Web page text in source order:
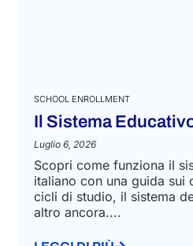
SCHOOL ENROLLMENT
Il Sistema
Luglio 6, 2026
Scopri come funziona il
italiano con una guida sui
cicli di studio, il sistema
altro ancora....